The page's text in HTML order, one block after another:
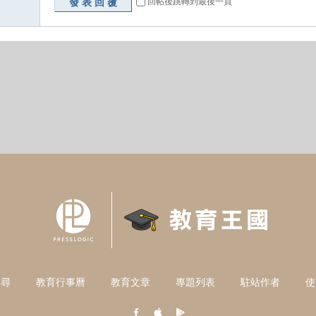
教育行事曆 教育文章 專題列表 駐站作者